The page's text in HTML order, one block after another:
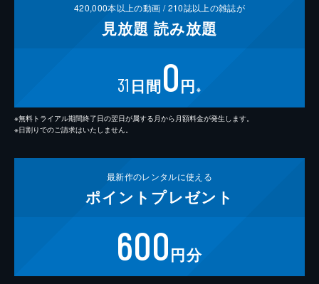
420,000本以上の動画 /210誌以上の雑誌が
見放題 読み放題
31 日間0円 ※
※無料トライアル期間終了日の翌日が属する月から月額料金が発生します。
※日割りでのご請求はいたしません。
最新作のレンタルに使える
ポイント プレゼント
600円分